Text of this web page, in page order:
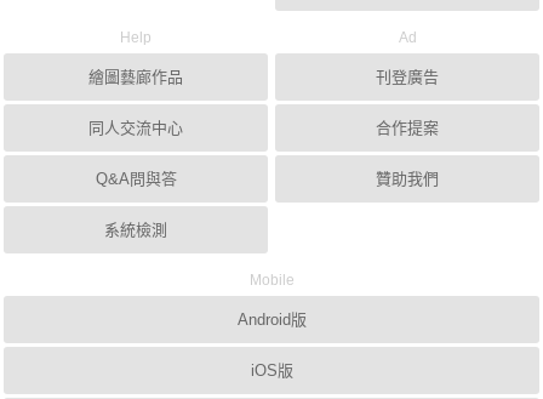
Help
繪圖藝廊作品
同人交流中心
Q&A問與答
系統檢測
Ad
刊登廣告
合作提案
贊助我們
Mobile
Android版
iOS版